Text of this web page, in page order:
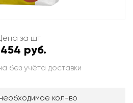
за шт
руб.
без учёта доставки
кол-во